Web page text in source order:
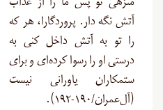
منزّهی تو پس ما را از عذاب
آتش نگه دار. پروردگارا، هر که
را تو به آتش داخل کنی به
‌درستی او را رسوا کرده‌ای و برای
ستمکاران یاورانی نیست
(آل‌عمران/۱۹۰-۱۹۲).